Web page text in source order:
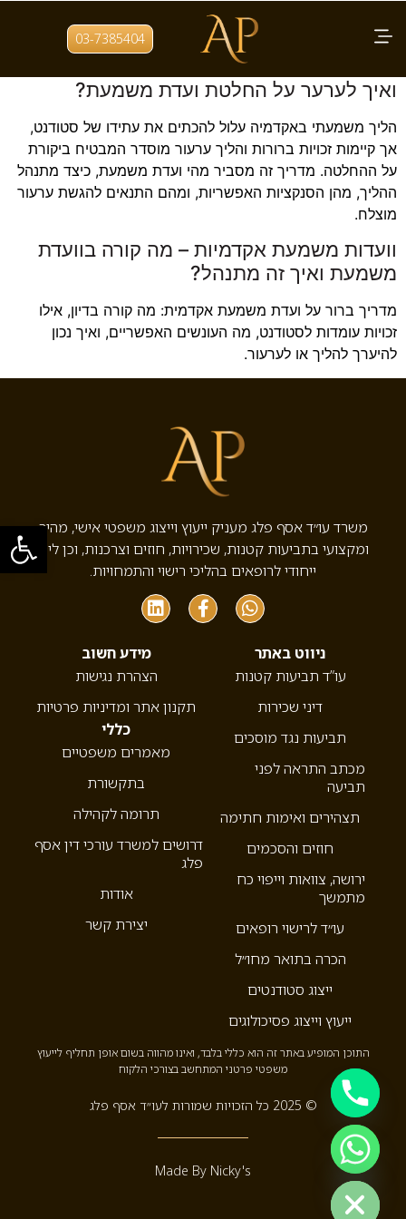
פתח
03-7385404 תגית: מכללה
ועדת משמעת באקדמיה – מה זכויות הסטודנט
ואיך לערער על החלטת ועדת משמעת?
הליך משמעתי באקדמיה עלול להכתים את עתידו של סטודנט,
אך קיימות זכויות ברורות והליך ערעור מוסדר המבטיח ביקורת
על ההחלטה. מדריך זה מסביר מהי ועדת משמעת, כיצד מתנהל
ההליך, מהן הסנקציות האפשריות, ומהם התנאים להגשת ערעור
מוצלח.
וועדות משמעת אקדמיות – מה קורה בוועדת
משמעת ואיך זה מתנהל?
מדריך ברור על ועדת משמעת אקדמית: מה קורה בדיון, אילו
זכויות עומדות לסטודנט, מה העונשים האפשריים, ואיך נכון
להיערך להליך או לערעור.
משרד עו״ד אסף פלג מעניק ייעוץ וייצוג משפטי אישי, מהיר
ומקצועי בתביעות קטנות, שכירויות, חוזים וצרכנות, וכן ליווי
ייחודי לרופאים בהליכי רישוי והתמחויות.
ניווט באתר
עו”ד תביעות קטנות
דיני שכירות
תביעות נגד מוסכים
מכתב התראה לפני
תביעה
תצהירים ואימות חתימה
חוזים והסכמים
ירושה, צוואות וייפוי כח
מתמשך
עו״ד לרישוי רופאים
הכרה בתואר מחו״ל
ייצוג סטודנטים
ייעוץ וייצוג פסיכולוגים
מידע חשוב
הצהרת נגישות
תקנון אתר ומדיניות פרטיות
כללי
מאמרים משפטיים
בתקשורת
תרומה לקהילה
דרושים למשרד עורכי דין אסף
פלג
אודות
יצירת קשר
התוכן המופיע באתר זה הוא כללי בלבד, ואינו מהווה בשום אופן תחליף לייעוץ
משפטי פרטני המתחשב בצורכי הלקוח
© 2025 כל הזכויות שמורות לעו״ד אסף פלג
Made By Nicky's Hide